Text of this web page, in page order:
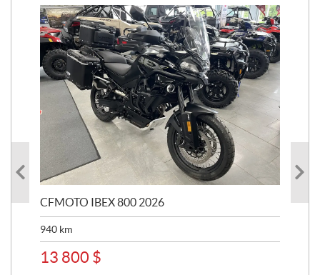
CFMOTO IBEX 800 2026
940 km
13 800 $